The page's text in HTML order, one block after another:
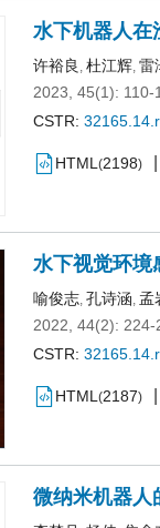
水下机器人在
许裕良 , 杜江辉, 雷
2023, 45(1): 110-
CSTR:
HTML (2198)
水下视觉环境
喻俊志, 孔诗涵, 孟
2022, 44(2): 224-
CSTR:
HTML (2187)
微纳米机器人